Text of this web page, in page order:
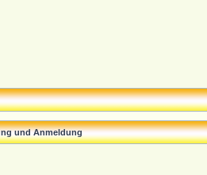
und Anmeldung